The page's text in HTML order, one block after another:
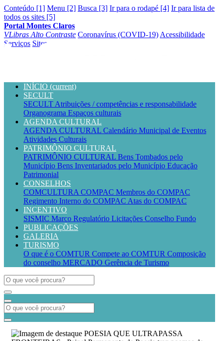
Conteúdo [1] Menu [2] Busca [3] Ir para o rodapé [4] Ir para lista de
todos os sites [5]
Portal Montes Claros
VLibras Alto Contraste Coronavírus (COVID-19) Acessibilidade
Serviços Sites
INÍCIO (current)
SECULT
SECULT Atribuições / competências e responsabilidade
Organograma Espaços culturais
AGENDA CULTURAL
AGENDA CULTURAL Calendário Municipal de Eventos
Atividades Culturais
PATRIMÔNIO CULTURAL
PATRIMÔNIO CULTURAL Bens Tombados pelo
Município Bens Inventariados pelo Município Educação
Patrimonial
CONSELHOS
COMCULTURA COMPAC Membros do COMPAC
Regimento Interno do COMPAC Atas do COMPAC
INCENTIVO
SISMIC Marco Regulatório Licitações Conselho Fundo
PUBLICAÇÕES
GALERIA
TURISMO
O que é o COMTUR Compete ao COMTUR Composição
do conselho MERCADO Gerência de Turismo